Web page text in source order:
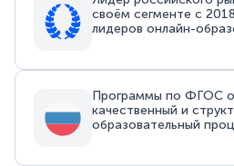
своём сегменте с
лидеров онлайн-
Программы по ФГОС
качественный и
образовательный